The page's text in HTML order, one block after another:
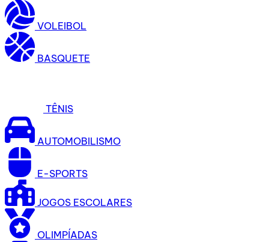
VOLEIBOL
BASQUETE
TÊNIS
AUTOMOBILISMO
E-SPORTS
JOGOS ESCOLARES
OLIMPÍADAS